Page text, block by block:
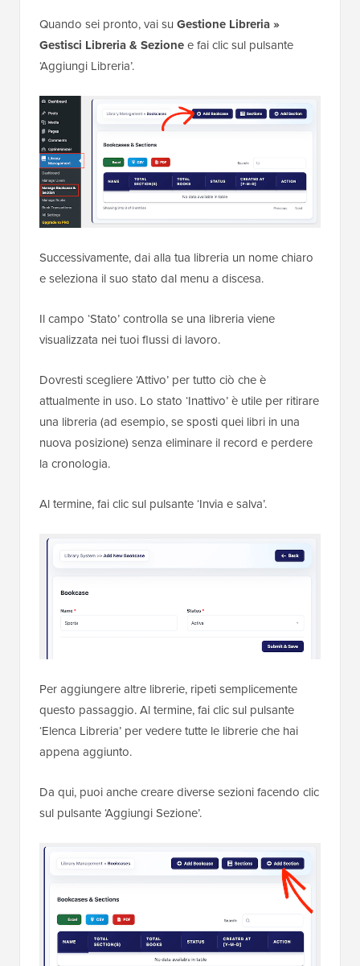
Quando sei pronto, vai su Gestione Libreria »
Gestisci Libreria & Sezionee fai clic sul pulsante
‘Aggiungi Libreria’.
Successivamente, dai alla tua libreria un nome chiaro
e seleziona il suo stato dal menu a discesa.
Il campo ‘Stato’ controlla se una libreria viene
visualizzata nei tuoi flussi di lavoro.
Dovresti scegliere ‘Attivo’ per tutto ciò che è
attualmente in uso. Lo stato ‘Inattivo’ è utile per ritirare
una libreria (ad esempio, se sposti quei libri in una
nuova posizione) senza eliminare il record e perdere
la cronologia.
Al termine, fai clic sul pulsante ‘Invia e salva’.
Per aggiungere altre librerie, ripeti semplicemente
questo passaggio. Al termine, fai clic sul pulsante
‘Elenca Libreria’ per vedere tutte le librerie che hai
appena aggiunto.
Da qui, puoi anche creare diverse sezioni facendo clic
sul pulsante ‘Aggiungi Sezione’.